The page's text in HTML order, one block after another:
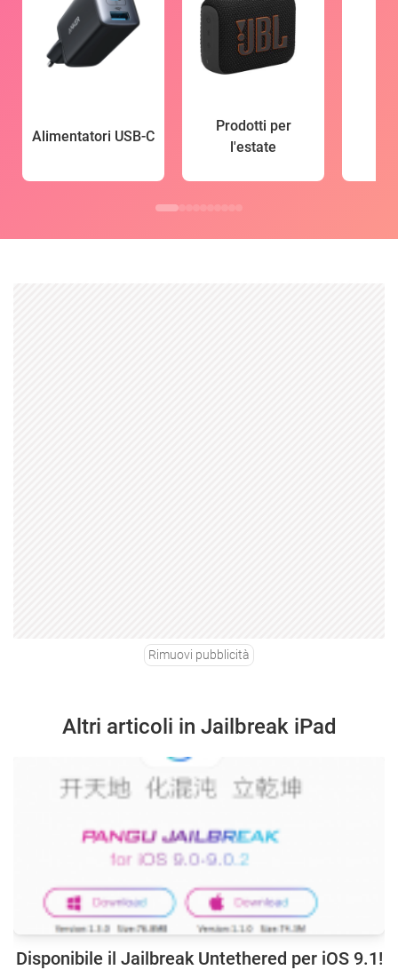
Alimentatori USB-C
Prodotti per
l'estate
Rimuovi pubblicità
Altri articoli in Jailbreak iPad
Disponibile il Jailbreak Untethered per iOS 9.1!